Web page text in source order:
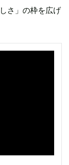
さ」の枠を広げ